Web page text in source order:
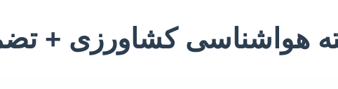
هواشناسی کشاورزی +